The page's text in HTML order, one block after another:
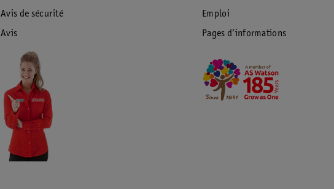
Avis de sécurité
Avis
Emploi
Pages d’informations